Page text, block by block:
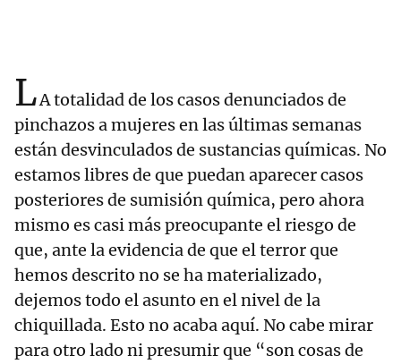
LA totalidad de los casos denunciados de
pinchazos a mujeres en las últimas semanas
están desvinculados de sustancias químicas. No
estamos libres de que puedan aparecer casos
posteriores de sumisión química, pero ahora
mismo es casi más preocupante el riesgo de
que, ante la evidencia de que el terror que
hemos descrito no se ha materializado,
dejemos todo el asunto en el nivel de la
chiquillada. Esto no acaba aquí. No cabe mirar
para otro lado ni presumir que “son cosas de